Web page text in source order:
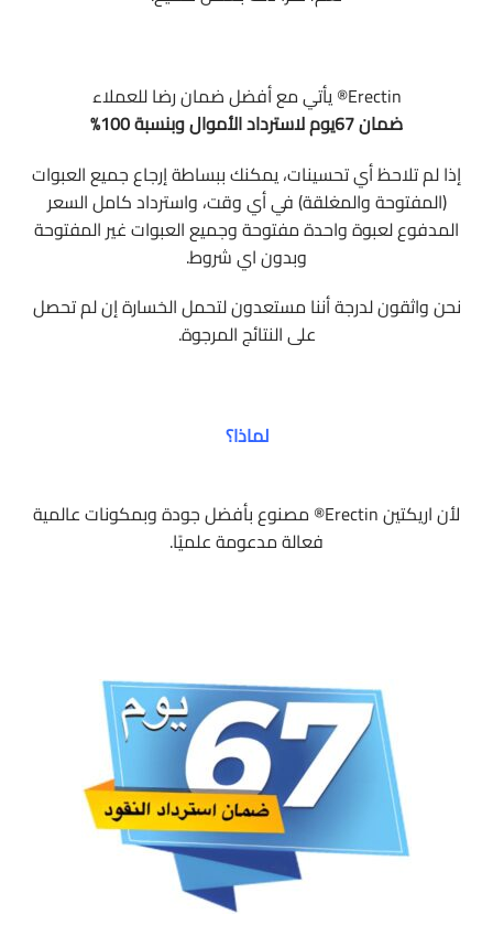
Erectin® يأتي مع أفضل ضمان رضا للعملاء
ضمان 67يوم لاسترداد الأموال وبنسبة 100%
إذا لم تلاحظ أي تحسينات، يمكنك ببساطة إرجاع جميع العبوات
(المفتوحة والمغلقة) في أي وقت، واسترداد كامل السعر
المدفوع لعبوة واحدة مفتوحة وجميع العبوات غير المفتوحة
وبدون اي شروط.
نحن واثقون لدرجة أننا مستعدون لتحمل الخسارة إن لم تحصل
على النتائج المرجوة.
لماذا؟
لأن اريكتين Erectin® مصنوع بأفضل جودة وبمكونات عالمية
فعالة مدعومة علميًا.